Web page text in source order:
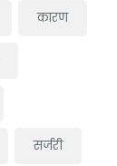
कारण
सर्जरी